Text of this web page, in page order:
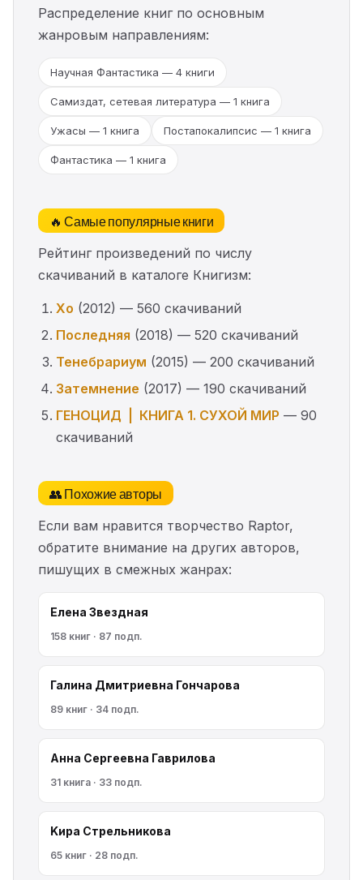
Распределение книг по основным
жанровым направлениям:
Научная Фантастика — 4 книги
Самиздат, сетевая литература — 1 книга
Ужасы — 1 книга Постапокалипсис — 1 книга
Фантастика — 1 книга
🔥 Самые популярные книги
Рейтинг произведений по числу
скачиваний в каталоге Книгизм:
Хо (2012) — 560 скачиваний
Последняя (2018) — 520 скачиваний
Тенебрариум (2015) — 200 скачиваний
Затемнение (2017) — 190 скачиваний
ГЕНОЦИД | КНИГА 1. СУХОЙ МИР — 90
скачиваний
👥 Похожие авторы
Если вам нравится творчество Raptor,
обратите внимание на других авторов,
пишущих в смежных жанрах:
Елена Звездная
158 книг · 87 подп.
Галина Дмитриевна Гончарова
89 книг · 34 подп.
Анна Сергеевна Гаврилова
31 книга · 33 подп.
Kирa Cтрeльникoва
65 книг · 28 подп.